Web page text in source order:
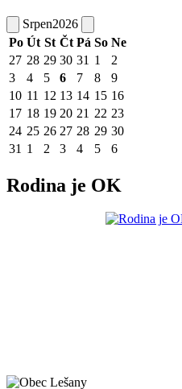
Srpen2026
Po Út St Čt Pá So Ne
27 28 29 30 31 1
2
3
4 5 6 7 8
9
10 11 12 13 14 15 16
17 18 19 20 21 22 23
24 25 26 27 28 29 30
31 1 2 3 4 5 6
Rodina je OK